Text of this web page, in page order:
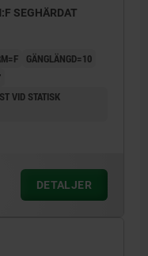
SEGHÄRDAT
GÄNGLÄNGD=10
VID STATISK
DETALJER